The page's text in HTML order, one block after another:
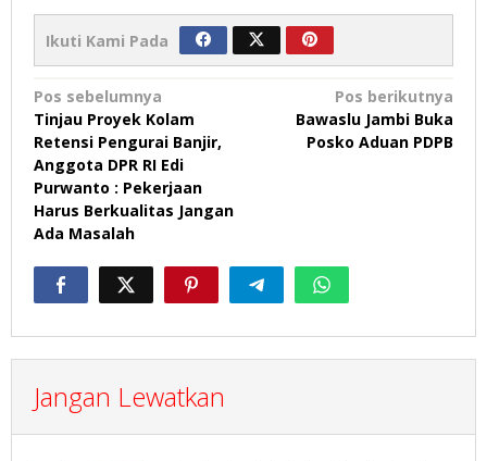
Ikuti Kami Pada
Navigasi
pos
Pos sebelumnya
Tinjau Proyek Kolam
Retensi Pengurai Banjir,
Anggota DPR RI Edi
Purwanto : Pekerjaan
Harus Berkualitas Jangan
Ada Masalah
Pos berikutnya
Bawaslu Jambi Buka
Posko Aduan PDPB
Jangan Lewatkan